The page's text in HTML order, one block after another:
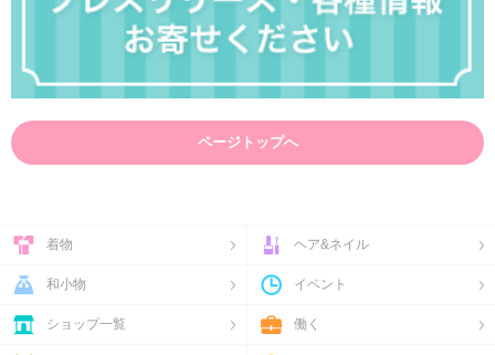
ページトップへ
着物 ヘア&ネイル
和小物 イベント
ショップ一覧 働く